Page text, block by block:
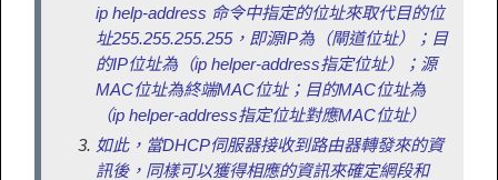
ip help-address 命令中指定的位址來取代目的位
址255.255.255.255， 即源IP為 （閘道位址）
；目
的IP位址為 （ip helper-address指定位址）
；源
MAC位址為終端MAC位址；目的MAC位址為
（ip helper-address指定位址對應MAC位址）
如此，當DHCP伺服器接收到路由器轉發來的資
訊後，同樣可以獲得相應的資訊來確定網段和